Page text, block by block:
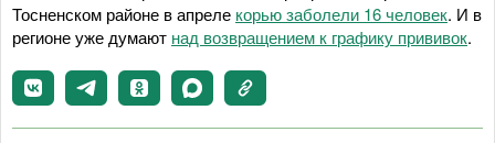
Тосненском районе в апреле корью заболели 16 человек. И в
регионе уже думают над возвращением к графику прививок.